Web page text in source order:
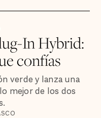
In Hybrid:
confías
verde y lanza una
mejor de los dos